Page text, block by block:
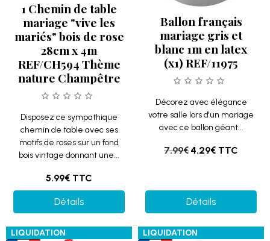
1 Chemin de table
mariage "vive les
mariés" bois de rose
28cm x 4m
REF/CH594 Thème
nature Champêtre
Disposez ce sympathique
chemin de table avec ses
motifs de roses sur un fond
bois vintage donnant une...
5.99€ TTC
Détails
Ballon français
mariage gris et
blanc 1m en latex
(x1) REF/11975
Décorez avec élégance
votre salle lors d'un mariage
avec ce ballon géant...
7.99€ 4.29€ TTC
Détails
LIQUIDATION LIQUIDATION